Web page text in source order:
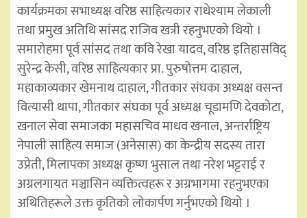
कार्यक्रमका सभाध्यक्ष वरिष्ठ साहित्यकार राधेश्याम लेकाली
तथा प्रमुख अतिथि सांसद राजिव खत्री रहनुभएको थियो ।
समारोहमा पूर्व सांसद तथा कवि रेखा यादव, वरिष्ठ इतिहासविद्
सुरेन्द्र केसी, वरिष्ठ साहित्यकार प्रा. पुरुषोत्तम दाहाल,
महाकाव्यकार खेमनाथ दाहाल, गीतकार संघका अध्यक्ष वसन्त
वित्यासी थापा, गीतकार संघका पूर्व अध्यक्ष चूडामणि देवकोटा,
खनाल सेवा समाजका महासचिव माधव खनाल, अन्तर्राष्ट्रिय
नेपाली साहित्य समाज (अनेसास) का केन्द्रीय सदस्य तारा
उप्रेती, मिलापका अध्यक्ष कृष्ण भुसाल तथा नरेश भट्टराई र
अग्रलगायत मञ्चासिन व्यक्तित्वहरू र अग्रभागमा रहनुभएका
अथितिहरूले उक्त कृतिको लोकार्पण गर्नुभएको थियो ।